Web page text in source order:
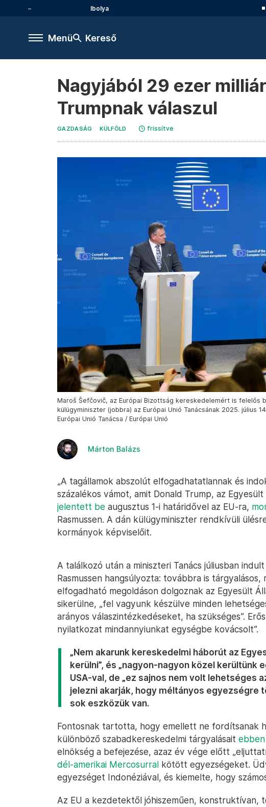
Ibolya
Menü Kereső
Nagyjából 29 ezer
Trumpnak válaszul
GAZDASÁG KÜLFÖLD frissítve
Maroš Šefčovič, az Európai Bizottság kereskedelemért is felelős
külügyminiszter (jobbra) az Európai Unió Tanácsának 2025. július
Európai Unió Tanácsa / Európai Unió
Márton Balázs
„A tagállamok abszolút elfogadhatatlannak és
százalékos vámot, amit Donald Trump, az
jelentett be augusztus 1-i határidővel az EU-ra,
Rasmussen. A dán külügyminiszter rendkívüli
kormányok képviselőit.
A találkozó után a miniszteri Tanács júliusban
Rasmussen hangsúlyozta: továbbra is
elfogadható megoldáson dolgoznak az Egyesült
sikerülne, „fel vagyunk készülve minden
arányos válaszintézkedéseket, ha szükséges”.
nyilatkozat mindannyiunkat egységbe kovácsolt”.
„Nem akarunk kereskedelmi háborút az
kerülni”, és „nagyon-nagyon közel kerültünk
USA-val, de „ez sajnos nem volt lehetséges
jelezni akarják, hogy méltányos egyezségre
sok eszközük van.
Fontosnak tartotta, hogy emellett ne fordítsanak
különböző szabadkereskedelmi tárgyalásait
elnökség a befejezése, azaz év vége előtt
dél-amerikai Mercosurral kötött egyezségeket.
egyezséget Indonéziával, és kiemelte, hogy
Az EU a kezdetektől jóhiszeműen, konstruktívan,